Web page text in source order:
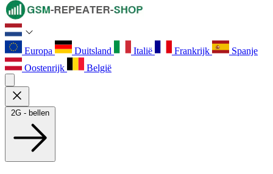
Europa Duitsland Italië Frankrijk
Spanje
Oostenrijk
België
2G - bellen